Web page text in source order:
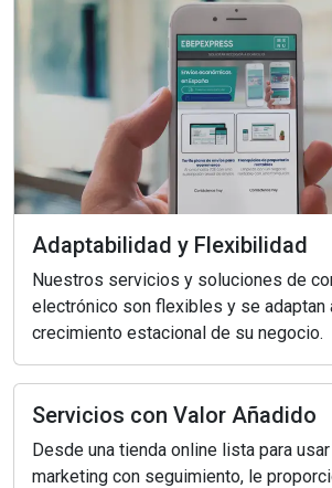
Adaptabilidad y Flexibilidad
Nuestros servicios y soluciones de
electrónico son flexibles y se adaptan
crecimiento estacional de su negocio.
Servicios con Valor Añadido
Desde una tienda online lista para
marketing con seguimiento, le